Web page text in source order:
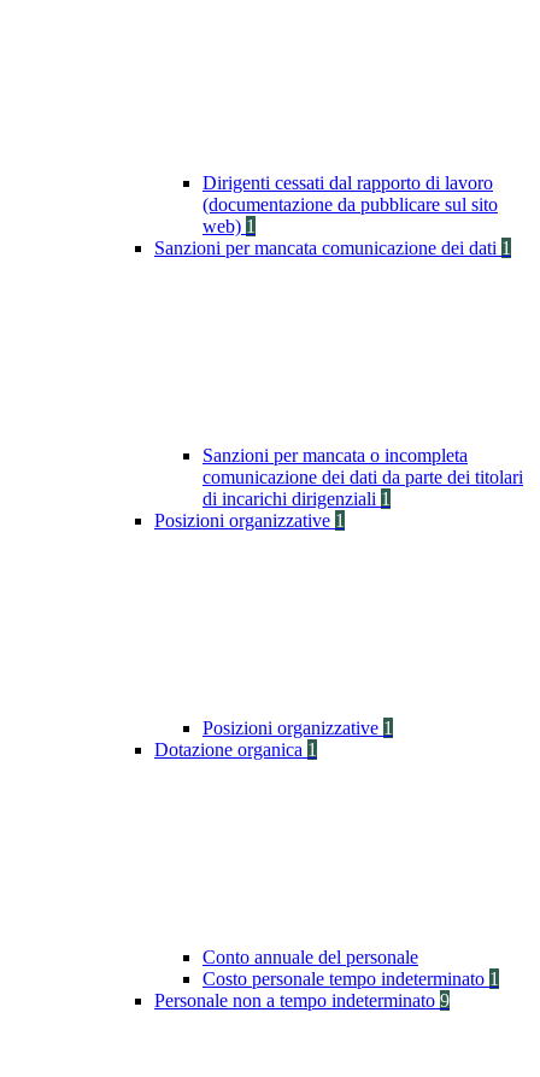
Dirigenti cessati dal rapporto di lavoro
(documentazione da pubblicare sul sito
web) 1
Sanzioni per mancata comunicazione dei dati 1
Sanzioni per mancata o incompleta
comunicazione dei dati da parte dei titolari
di incarichi dirigenziali 1
Posizioni organizzative 1
Posizioni organizzative 1
Dotazione organica 1
Conto annuale del personale
Costo personale tempo indeterminato 1
Personale non a tempo indeterminato 9